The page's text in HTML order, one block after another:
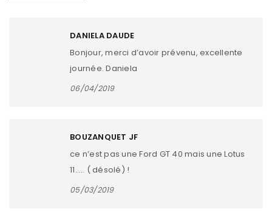
CADILLAC DEVILLE HISTOIRE DE 15 GÉNÉRATIONS,
1950, 1960 et 1970, époque dorée des grosses berlines,
En savoir plus
DANIELA DAUDE
Bonjour, merci d’avoir prévenu, excellente
journée. Daniela
06/04/2019
BOUZANQUET JF
ce n’est pas une Ford GT 40 mais une Lotus
11….. ( désolé) !
05/03/2019